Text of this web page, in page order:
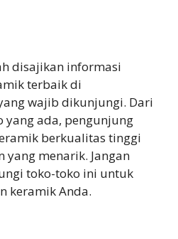
disajikan informasi
terbaik di
wajib dikunjungi. Dari
ada, pengunjung
berkualitas tinggi
yang menarik. Jangan
toko-toko ini untuk
keramik Anda.